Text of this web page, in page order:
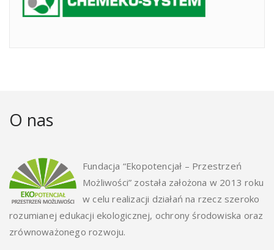
O nas
Fundacja “Ekopotencjał – Przestrzeń
Możliwości” została założona w 2013 roku
w celu realizacji działań na rzecz szeroko
rozumianej edukacji ekologicznej, ochrony środowiska oraz
zrównoważonego rozwoju.